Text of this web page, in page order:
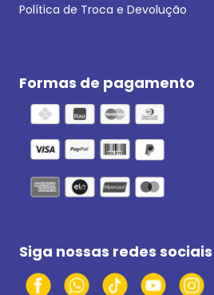
Política de Troca e Devolução
Formas de pagamento
Siga nossas redes sociais